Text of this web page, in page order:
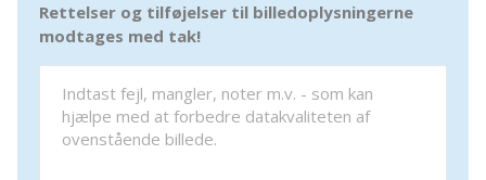
Rettelser og tilføjelser til billedoplysningerne
modtages med tak!